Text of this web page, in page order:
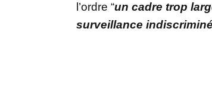
l’ordre “un cadre trop
surveillance